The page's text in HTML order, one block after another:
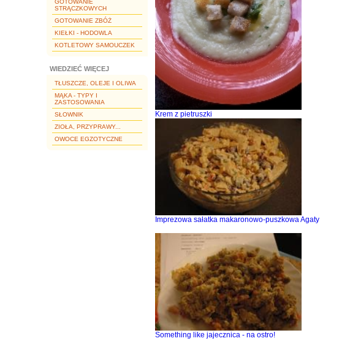
GOTOWANIE
STRĄCZKOWYCH
GOTOWANIE ZBÓŻ
KIEŁKI - HODOWLA
KOTLETOWY SAMOUCZEK
WIEDZIEĆ WIĘCEJ
TŁUSZCZE, OLEJE I OLIWA
MĄKA - TYPY I
ZASTOSOWANIA
SŁOWNIK
ZIOŁA, PRZYPRAWY...
OWOCE EGZOTYCZNE
Krem z pietruszki
Imprezowa sałatka makaronowo-puszkowa Agaty
Something like jajecznica - na ostro!